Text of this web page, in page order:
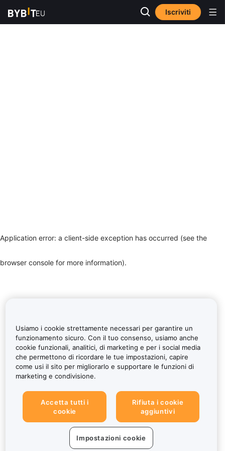
Iscriviti
Application error: a client-side exception has occurred (see the
browser console for more information).
Usiamo i cookie strettamente necessari per garantire un
funzionamento sicuro. Con il tuo consenso, usiamo anche
cookie funzionali, analitici, di marketing e per i social media
che permettono di ricordare le tue impostazioni, capire
come usi il sito per migliorarlo e supportare le funzioni di
marketing e condivisione.
Accetta tutti i
cookie
Rifiuta i cookie
aggiuntivi
Impostazioni cookie